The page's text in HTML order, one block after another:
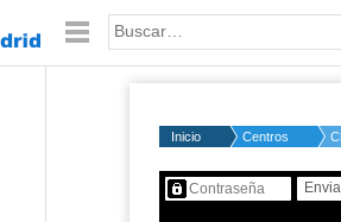
Palabra o frase:
Inicio Centros
Contenido protegido…